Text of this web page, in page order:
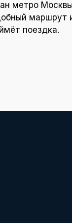
метро
маршрут
поездка.